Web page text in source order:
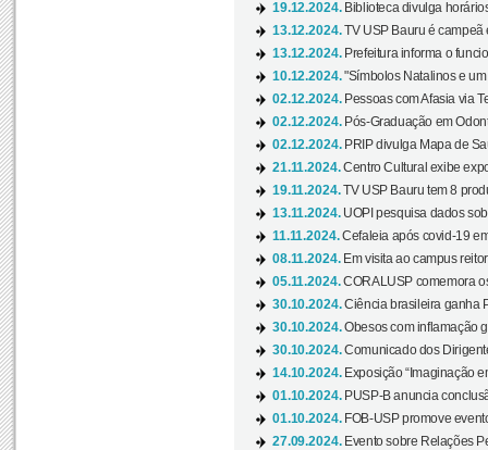
19.12.2024. Biblioteca divulga
13.12.2024.TV USP Bauru é campeã
13.12.2024. Prefeitura informa o
10.12.2024."Símbolos Natalinos e
02.12.2024. Pessoas com Afasia via
02.12.2024. Pós-Graduação em
02.12.2024. PRIP divulga Mapa de
21.11.2024.Centro Cultural exibe
19.11.2024.TV USP Bauru tem 8
13.11.2024. UOPI pesquisa dados
11.11.2024.Cefaleia após covid-19
08.11.2024. Em visita ao campus
05.11.2024.CORALUSP comemora
30.10.2024.Ciência brasileira ganha
30.10.2024.Obesos com inflamação
30.10.2024.Comunicado dos
14.10.2024. Exposição “Imaginação
01.10.2024. PUSP-B anuncia
01.10.2024. FOB-USP promove
27.09.2024. Evento sobre Relações